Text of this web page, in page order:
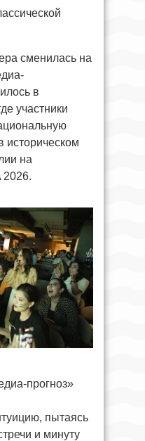
сменилась на
в
участники
историческом
на
2026.
прогноз»
пытаясь
и минуту